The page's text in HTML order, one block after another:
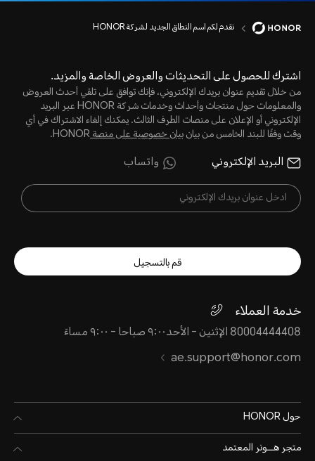
نقدم لكم اسم النطاق الجديد لشركة HONOR
اشترك للحصول على التحديثات والعروض الخاصة والمزيد.
من خلال تقديم عنوان بريدك الإلكتروني، فإنك توافق على تلقي أحدث العروض
والمعلومات حول منتجات وأحداث وخدمات شركة HONOR عبر البريد
الإلكتروني أو الإعلان على منصات الطرف الثالث. يمكنك إلغاء الاشتراك في أي
وقت وفقًا للبند الخامس من بيانبيان خصوصية على منصةHONOR.
البريد الإلكتروني واتساب
قم بالتسجيل
خدمة العملاء
80004444408 الإثنين - الأحد٩:٠٠ صباحا - ٩:٠٠ مساءً
ae.support@honor.com
حول HONOR
متجر هـــونر المعتمد